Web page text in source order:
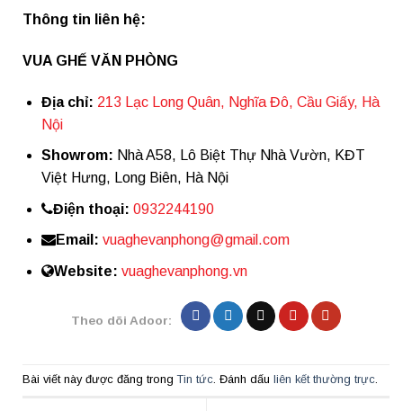
Thông tin liên hệ:
VUA GHẾ VĂN PHÒNG
Địa chỉ: 213 Lạc Long Quân, Nghĩa Đô, Cầu Giấy, Hà
Nội
Showrom: Nhà A58, Lô Biệt Thự Nhà Vườn, KĐT
Việt Hưng, Long Biên, Hà Nội
Điện thoại: 0932244190
Email: vuaghevanphong@gmail.com
Website: vuaghevanphong.vn
Theo dõi Adoor:
Bài viết này được đăng trongTin tức. Đánh dấu liên kết thường trực.